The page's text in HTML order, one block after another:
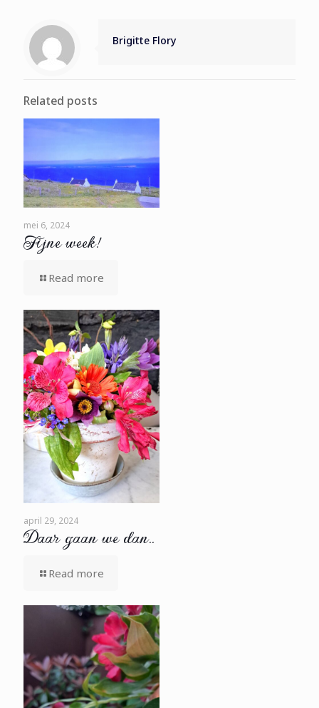
Brigitte Flory
Related posts
mei 6, 2024
Fijne week!
Read more
april 29, 2024
Daar gaan we dan..
Read more